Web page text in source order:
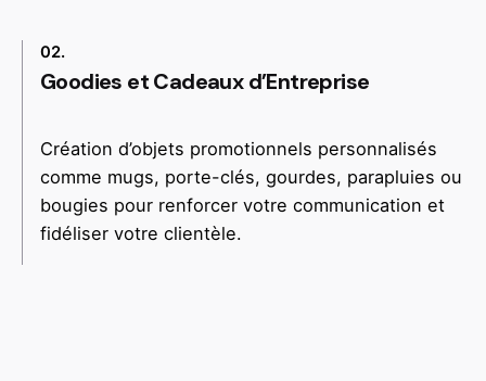
02.
Goodies et Cadeaux d’Entreprise
Création d’objets promotionnels personnalisés
comme mugs, porte-clés, gourdes, parapluies ou
bougies pour renforcer votre communication et
fidéliser votre clientèle.